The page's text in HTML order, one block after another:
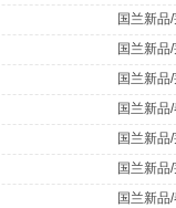
国兰新品
国兰新品
国兰新品
国兰新品
国兰新品
国兰新品
国兰新品